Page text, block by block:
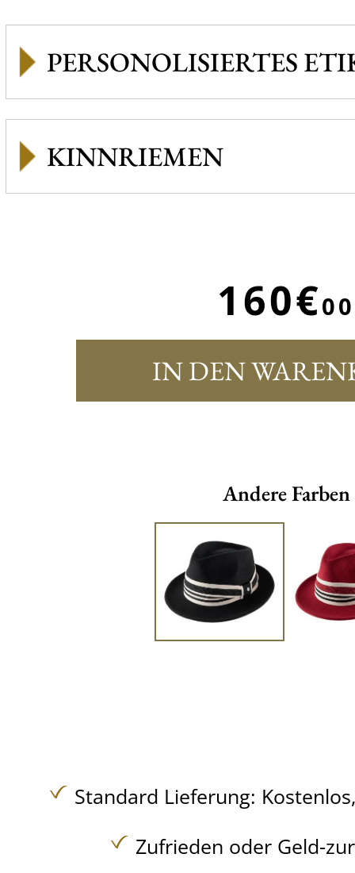
PERSONOLISIERTES
KINNRIEMEN
160€00
IN DEN
Andere Farben
Standard Lieferung:
Zufrieden oder Geld-